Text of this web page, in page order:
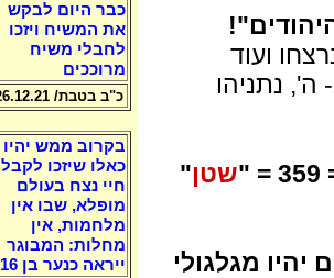
ועוד
נתניהו
שטן"
יהיו מגלגולי
כבר היום לבקש
את המשיח ויזכו
לחבלי משיח
מרוככים
כ"ב בטבת/ 26.12.21
בקרוב ממש יהיו
כאלו שיזכו לקבל
חיי נצח בעולם
מופלא, שבו אין
מלחמות, אין
מחלות: המבוגר
ייראה כנער בן 16